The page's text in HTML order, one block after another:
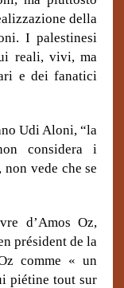
della
I palestinesi
reali, vivi, ma
e dei fanatici
Udi Aloni, “la
considera i
vede che se
d’Amos Oz,
président de la
comme « un
piétine tout sur